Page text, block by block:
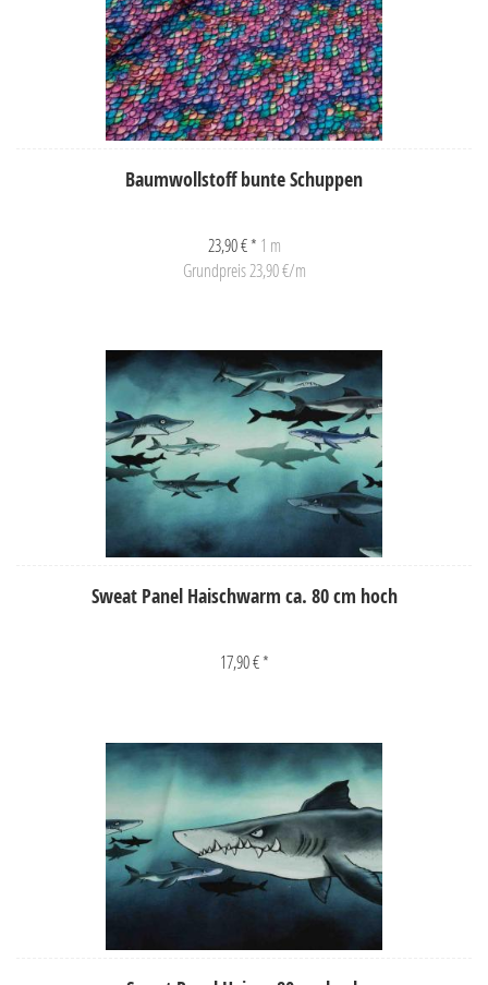
Baumwollstoff bunte Schuppen
23,90 € * 1 m
Grundpreis 23,90 €/m
Sweat Panel Haischwarm ca. 80 cm hoch
17,90 € *